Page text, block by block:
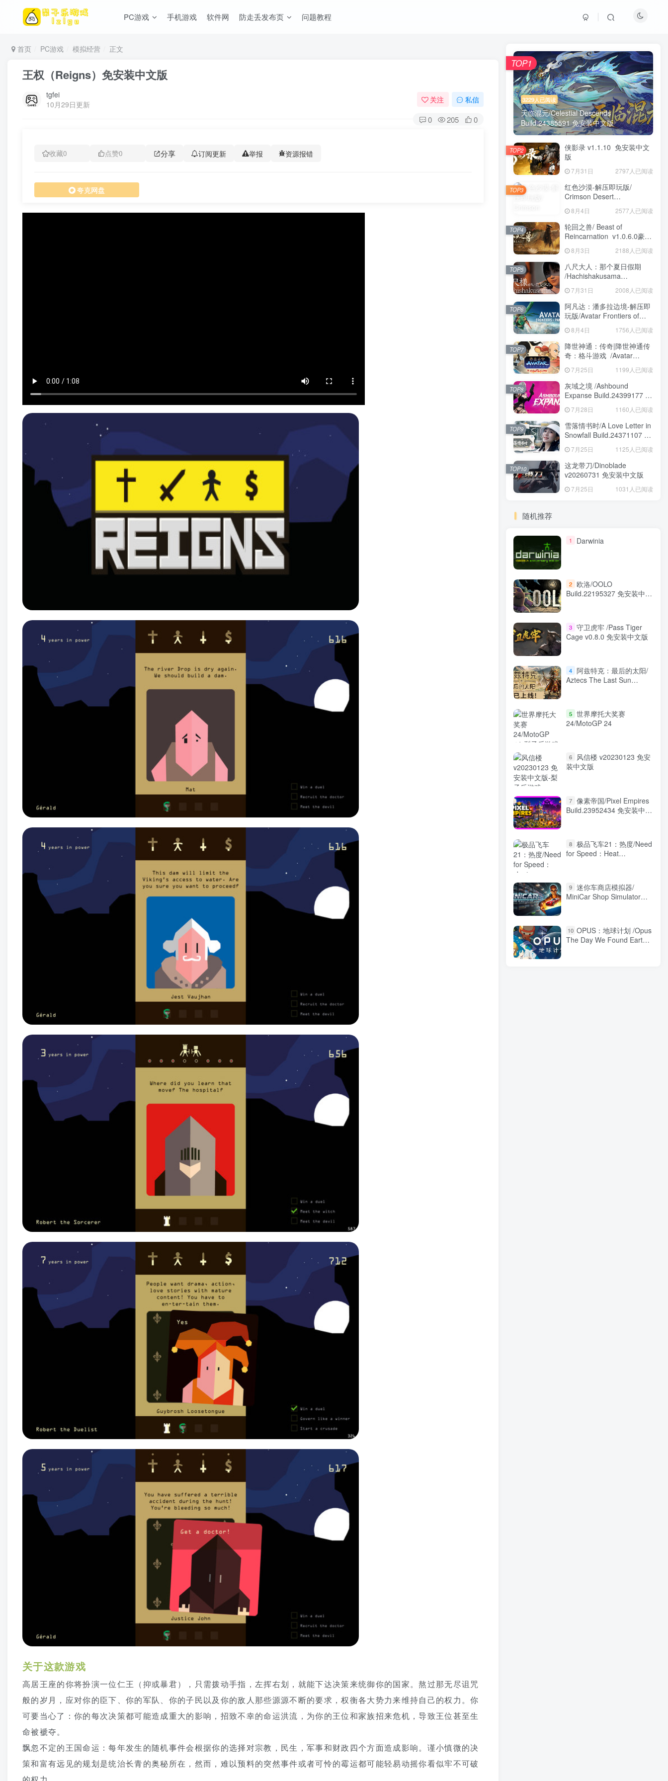
PC游戏 手机游戏 软件网 防走丢发布页 问题教程
首页 PC游戏 模拟经营 正文
王权（Reigns）免安装中文版
tgfei
10月29日更新
关注 私信
0 205 0
收藏0 点赞0 分享 订阅更新 举报 资源报错
夸克网盘
关于这款游戏
高居王座的你将扮演一位仁王（抑或暴君），只需拨动手指，左挥右划，就能下达决策来统御你的国家。熬过那无尽诅咒
般的岁月，应对你的臣下、你的军队、你的子民以及你的敌人那些源源不断的要求，权衡各大势力来维持自己的权力。你
可要当心了：你的每次决策都可能造成重大的影响，招致不幸的命运洪流，为你的王位和家族招来危机，导致王位甚至生
命被褫夺。
飘忽不定的王国命运：每年发生的随机事件会根据你的选择对宗教，民生，军事和财政四个方面造成影响。谨小慎微的决
策和富有远见的规划是统治长青的奥秘所在，然而，难以预料的突然事件或者可怜的霉运都可能轻易动摇你看似牢不可破
3229人已阅读
天临混元/Celestial Descends
Build.24385591 免安装中文版
TOP1
侠影录 v1.1.10 免安装中文
版
7月31日 2797人已阅读
TOP2
红色沙漠-解压即玩版/
Crimson Desert
安装中文版
8月4日 2577人已阅读
TOP3
轮回之兽/ Beast of
Reincarnation v1.0.6.0豪华
8月3日 2188人已阅读
TOP4
八尺大人：那个夏日假期
/Hachishakusama
版7月31日 2008人已阅读
TOP5
阿凡达：潘多拉边境-解压即
玩版/Avatar Frontiers of
安装中文版
8月4日 1756人已阅读
TOP6
降世神通：传奇|降世神通传
奇：格斗游戏 /Avatar
Legends The Fighting
Game Build.24421547 免安
装英文版
7月25日 1199人已阅读
TOP7
灰域之境 /Ashbound
Expanse Build.24399177 免
安装中文版
7月28日 1160人已阅读
TOP8
雪落情书时/A Love Letter in
Snowfall Build.24371107 免
安装中文版
7月25日 1125人已阅读
TOP9
这龙带刀/Dinoblade
v20260731 免安装中文版
7月25日 1031人已阅读
TOP10
随机推荐
1 Darwinia
2 欧洛/OOLO
Build.22195327 免安装中文
3 守卫虎牢 /Pass Tiger
Cage v0.8.0 免安装中文版
4 阿兹特克：最后的太阳/
Aztecs The Last Sun
5 世界摩托大奖赛
24/MotoGP 24
6
风信楼 v20230123 免安
装中文版
7 像素帝国/Pixel Empires
Build.23952434 免安装中文
8 极品飞车21：热度/Need
for Speed：Heat
9 迷你车商店模拟器/
MiniCar Shop Simulator
10 OPUS：地球计划 /Opus
The Day We Found Earth